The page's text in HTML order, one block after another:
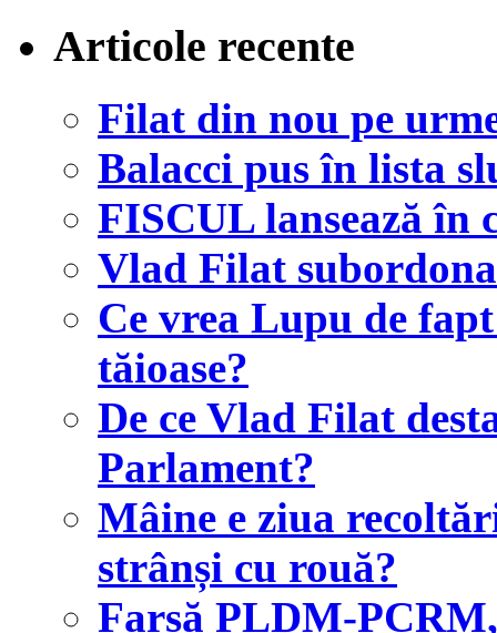
Articole recente
Filat din nou pe
Balacci pus în lista
FISCUL lansează în
Vlad Filat
Ce vrea Lupu de
tăioase?
De ce Vlad Filat
Parlament?
Mâine e ziua
strânși cu rouă?
Farsă PLDM-